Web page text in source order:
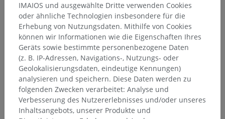
IMAIOS und ausgewählte Dritte verwenden Cookies
oder ähnliche Technologien insbesondere für die
Erhebung von Nutzungsdaten. Mithilfe von Cookies
können wir Informationen wie die Eigenschaften Ihres
Geräts sowie bestimmte personenbezogene Daten
(z. B. IP-Adressen, Navigations-, Nutzungs- oder
Geolokalisierungsdaten, eindeutige Kennungen)
analysieren und speichern. Diese Daten werden zu
folgenden Zwecken verarbeitet: Analyse und
Verbesserung des Nutzererlebnisses und/oder unseres
Inhaltsangebots, unserer Produkte und